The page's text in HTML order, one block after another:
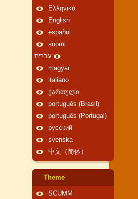
Ελληνικά
English
español
suomi
עברית
magyar
italiano
ქართული
português (Brasil)
português (Portugal)
русский
svenska
中文（简体）
Theme
SCUMM